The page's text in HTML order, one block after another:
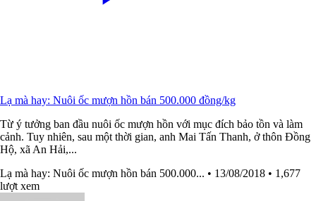
Lạ mà hay: Nuôi ốc mượn hồn bán 500.000 đồng/kg
Từ ý tưởng ban đầu nuôi ốc mượn hồn với mục đích bảo tồn và làm
cảnh. Tuy nhiên, sau một thời gian, anh Mai Tấn Thanh, ở thôn Đồng
Hộ, xã An Hải,...
Lạ mà hay: Nuôi ốc mượn hồn bán 500.000... • 13/08/2018 • 1,677
lượt xem